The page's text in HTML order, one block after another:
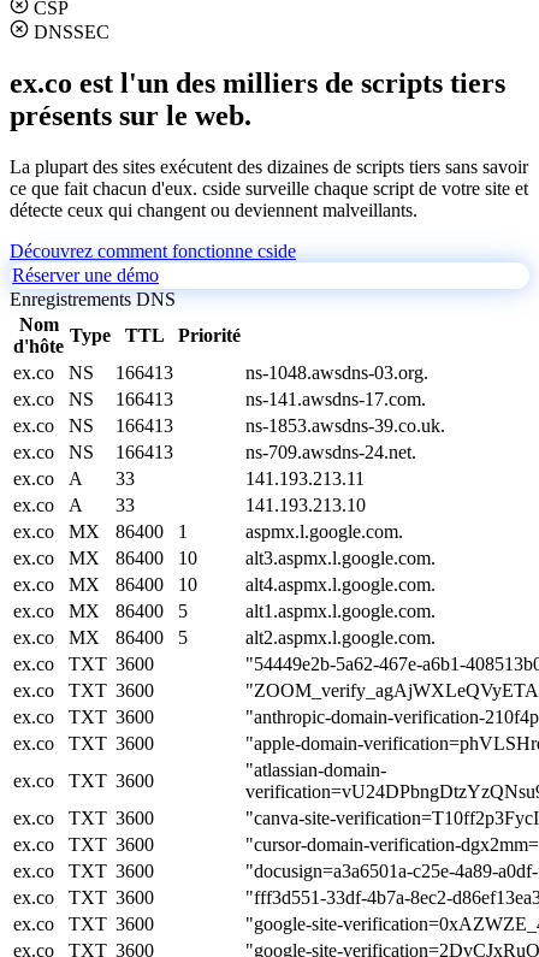
CSP
DNSSEC
ex.co est l'un des milliers de scripts tiers
présents sur le web.
La plupart des sites exécutent des dizaines de scripts tiers sans savoir
ce que fait chacun d'eux. cside surveille chaque script de votre site et
détecte ceux qui changent ou deviennent malveillants.
Découvrez comment fonctionne cside
Réserver une démo
Enregistrements DNS
Nom
d'hôte
Type TTL
Priorité
ex.co
NS 166413
ns-1048.awsdns-03.org.
ex.co
NS 166413
ns-141.awsdns-17.com.
ex.co
NS 166413
ns-1853.awsdns-39.co.uk.
ex.co
NS 166413
ns-709.awsdns-24.net.
ex.co
A 33
141.193.213.11
ex.co
A 33
141.193.213.10
ex.co
MX 86400 1
aspmx.l.google.com.
ex.co
MX 86400 10
alt3.aspmx.l.google.com.
ex.co
MX 86400 10
alt4.aspmx.l.google.com.
ex.co
MX 86400 5
alt1.aspmx.l.google.com.
ex.co
MX 86400 5
alt2.aspmx.l.google.com.
ex.co
TXT 3600
"54449e2b-5a62-467e-a6b1-
ex.co
TXT 3600
ex.co
TXT 3600
"anthropic-domain-verification-
ex.co
TXT 3600
"apple-domain-
ex.co
TXT 3600
"atlassian-domain-
ex.co
TXT 3600
"canva-site-
ex.co
TXT 3600
"cursor-domain-verification-
ex.co
TXT 3600
"docusign=a3a6501a-c25e-4a89-
ex.co
TXT 3600
"fff3d551-33df-4b7a-8ec2-
ex.co
TXT 3600
"google-site-
ex.co
TXT 3600 "google-site-